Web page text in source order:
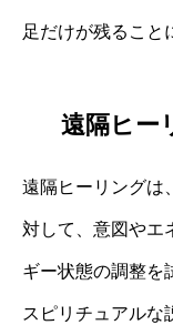
足だけが残ること
遠隔ヒー
遠隔ヒーリングは
対して、意図やエ
ギー状態の調整を
スピリチュアルな